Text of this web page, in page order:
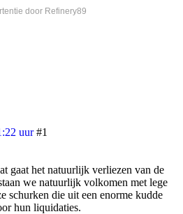
door Refinery89
uur #1
gaat het natuurlijk verliezen van de
we natuurlijk volkomen met lege
schurken die uit een enorme kudde
hun liquidaties.